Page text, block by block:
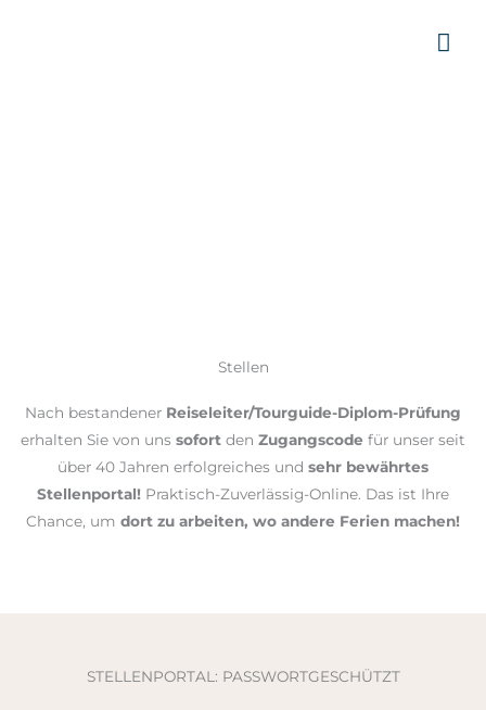
Stellen
Nach bestandener Reiseleiter/Tourguide-Diplom-Prüfung
erhalten Sie von uns sofort den Zugangscode für unser seit
über 40 Jahren erfolgreiches und sehr bewährtes
Stellenportal! Praktisch-Zuverlässig-Online. Das ist Ihre
Chance, um dort zu arbeiten, wo andere Ferien machen!
STELLENPORTAL: PASSWORTGESCHÜTZT